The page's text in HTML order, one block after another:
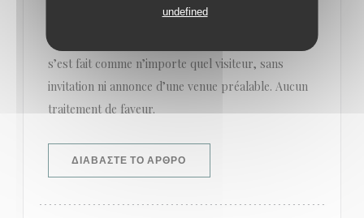
undefined
Chronique Disney l’a donc testée en ce samedi 9
décembre 2023, à midi. Une précision utile, le test
s’est fait comme n’importe quel visiteur, sans
invitation ni annonce d’une venue préalable. Aucun
traitement de faveur.
ΔΙΑΒΆΣΤΕ ΤΟ ΆΡΘΡΟ